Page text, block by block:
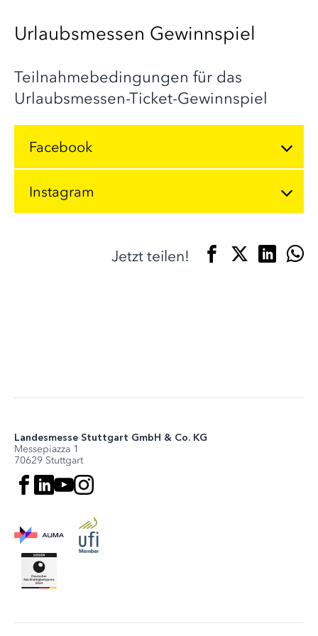
Urlaubsmessen Gewinnspiel
Teilnahmebedingungen für das
Urlaubsmessen-Ticket-Gewinnspiel
Facebook
Instagram
Jetzt teilen!
Landesmesse Stuttgart GmbH & Co. KG
Messepiazza 1
70629 Stuttgart